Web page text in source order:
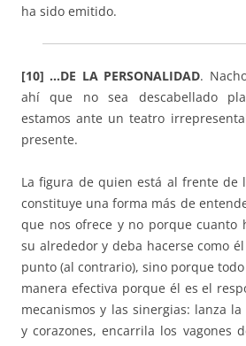
ha sido emitido.
[10] …DE LA PERSONALIDAD.
ahí que no sea descabellado
estamos ante un teatro
presente.
La figura de quien está al frente de
constituye una forma más de
que nos ofrece y no porque cuanto
su alrededor y deba hacerse como
punto (al contrario), sino porque
manera efectiva porque él es el
mecanismos y las sinergias: lanza
y corazones, encarrila los vagones